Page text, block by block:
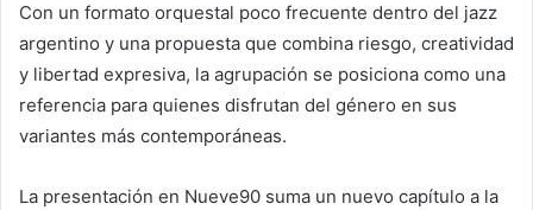
Con un formato orquestal poco frecuente dentro del jazz
argentino y una propuesta que combina riesgo, creatividad
y libertad expresiva, la agrupación se posiciona como una
referencia para quienes disfrutan del género en sus
variantes más contemporáneas.
La presentación en Nueve90 suma un nuevo capítulo a la